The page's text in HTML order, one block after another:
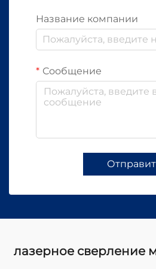
Название компании
Сообщение
лазерное сверление